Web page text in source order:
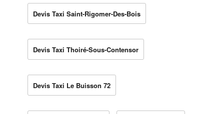
Devis Taxi Saint-Rigomer-Des-Bois
Devis Taxi Thoiré-Sous-Contensor
Devis Taxi Le Buisson 72